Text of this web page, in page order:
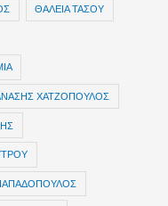
ΘΑΛΕΙΑ ΤΑΣΟΥ
ΧΑΤΖΟΠΟΥΛΟΣ